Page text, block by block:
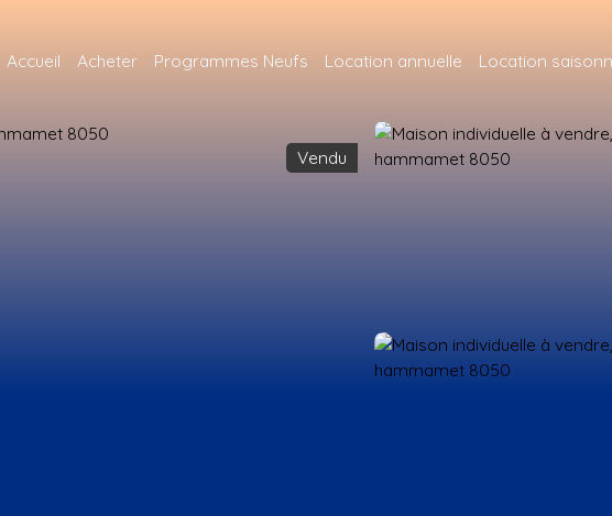
Accueil Acheter Programmes Neufs Location annuelle Location
Vendu